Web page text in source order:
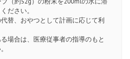
ださい。
替、おやつとして計画に応じて利
場合は、医療従事者の指導のもと